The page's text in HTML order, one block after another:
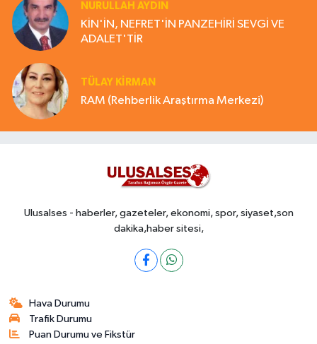
NURULLAH AYDIN
KİN'İN, NEFRET'İN PANZEHİRİ SEVGİ VE
ADALET'TİR
TÜLAY KİRMAN
RAM (Rehberlik Araştırma Merkezi)
Ulusalses - haberler, gazeteler, ekonomi, spor, siyaset,son
dakika,haber sitesi,
Hava Durumu
Trafik Durumu
Puan Durumu ve Fikstür